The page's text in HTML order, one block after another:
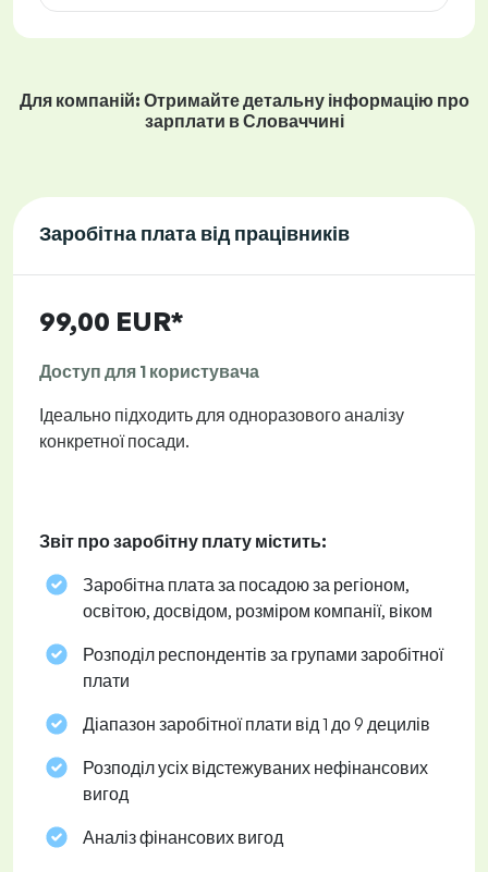
Для компаній: Отримайте детальну інформацію про
зарплати в Словаччині
Заробітна плата від працівників
99,00 EUR*
Доступ для 1 користувача
Ідеально підходить для одноразового аналізу
конкретної посади.
Звіт про заробітну плату містить:
Заробітна плата за посадою за регіоном,
освітою, досвідом, розміром компанії, віком
Розподіл респондентів за групами заробітної
плати
Діапазон заробітної плати від 1 до 9 децилів
Розподіл усіх відстежуваних нефінансових
вигод
Аналіз фінансових вигод